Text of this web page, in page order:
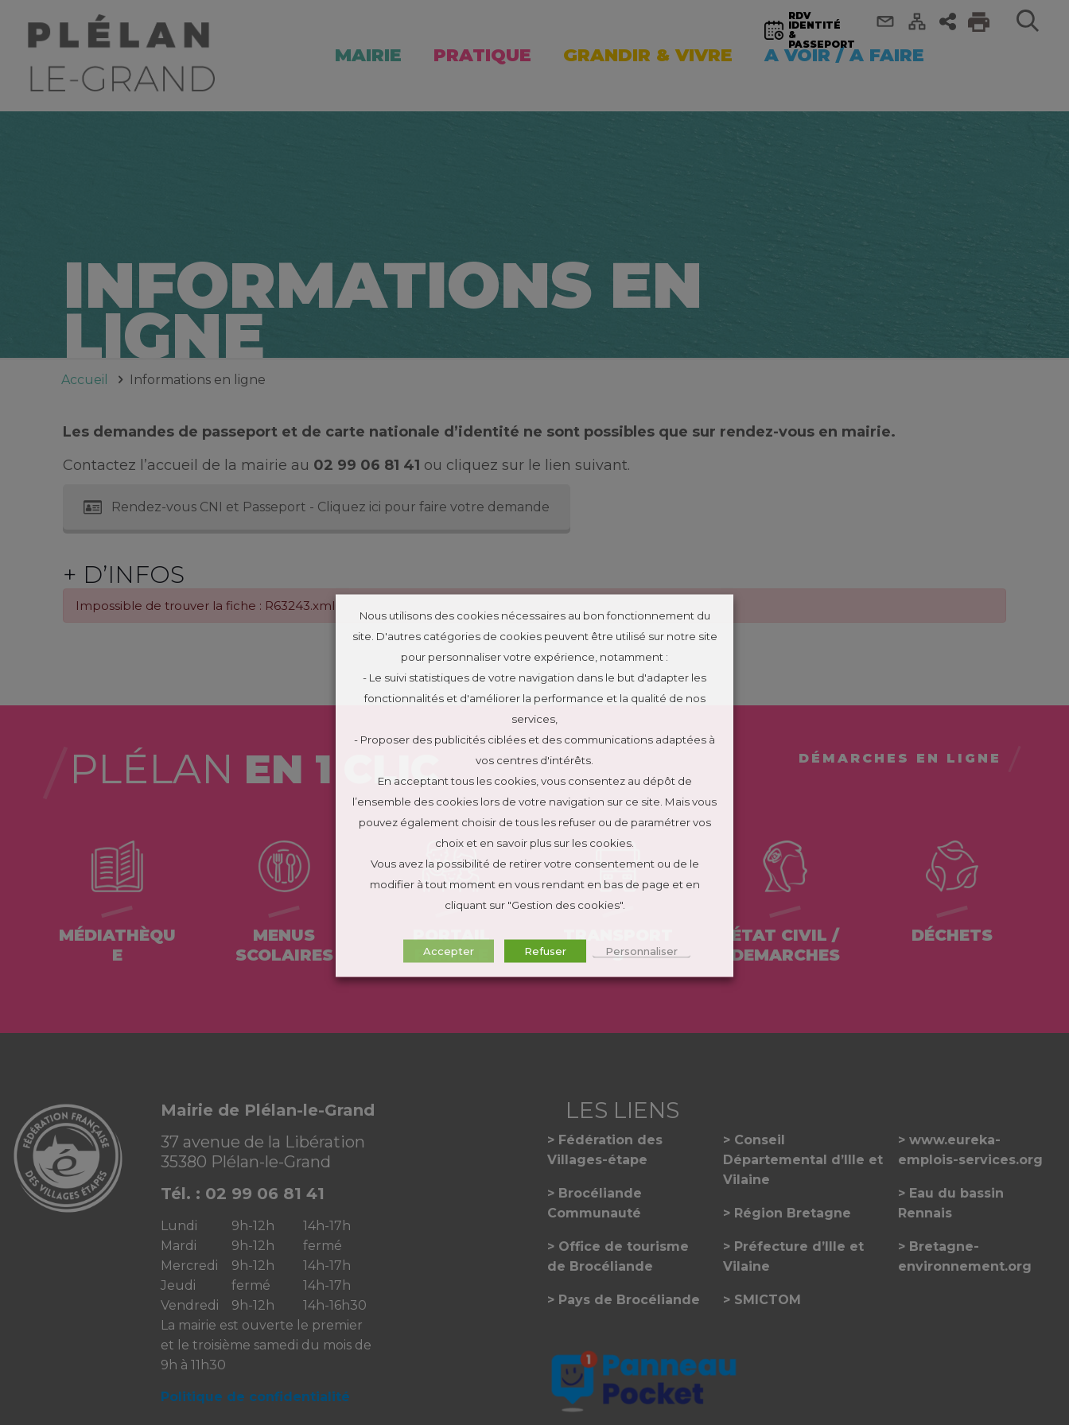
MAIRIE PRATIQUE GRANDIR & VIVRE A VOIR / A FAIRE
RDV
IDENTITÉ
&
PASSEPORT
INFORMATIONS EN
LIGNE
Accueil Informations en ligne
Les demandes de passeport et de carte nationale d’identité ne sont possibles que sur rendez-vous en mairie.
Contactez l’accueil de la mairie au 02 99 06 81 41 ou cliquez sur le lien suivant.
Rendez-vous CNI et Passeport - Cliquez ici pour faire votre demande
+ D’INFOS
Impossible de trouver la fiche : R63243.xml
PLÉLAN EN 1 CLIC DÉMARCHES EN LIGNE
MÉDIATHÈQU
E
MENUS
SCOLAIRES
PORTAIL
FAMILLE
TRANSPORT
S
ÉTAT CIVIL /
DEMARCHES
DÉCHETS
Mairie de Plélan-le-Grand
37 avenue de la Libération
35380 Plélan-le-Grand
Tél. : 02 99 06 81 41
Lundi 9h-12h
14h-17h
Mardi
9h-12h
fermé
Mercredi
9h-12h
14h-17h
Jeudi
fermé
14h-17h
Vendredi
9h-12h
14h-16h30
La mairie est ouverte le premier
et le troisième samedi du mois de
9h à 11h30
Politique de confidentialité
Fédération des
Villages-étape
Brocéliande
Communauté
Office de tourisme
de Brocéliande
Pays de Brocéliande
Conseil
Départemental d’Ille et
Vilaine
Région Bretagne
Préfecture d’Ille et
Vilaine
SMICTOM
www.eureka-
emplois-services.org
Eau du bassin
Rennais
Bretagne-
environnement.org
Nous utilisons des cookies nécessaires au bon fonctionnement du
site. D'autres catégories de cookies peuvent être utilisé sur notre site
pour personnaliser votre expérience, notamment :
- Le suivi statistiques de votre navigation dans le but d'adapter les
fonctionnalités et d'améliorer la performance et la qualité de nos
services,
- Proposer des publicités ciblées et des communications adaptées à
vos centres d'intérêts.
En acceptant tous les cookies, vous consentez au dépôt de
l’ensemble des cookies lors de votre navigation sur ce site. Mais vous
pouvez également choisir de tous les refuser ou de paramétrer vos
choix et en savoir plus sur les cookies.
Vous avez la possibilité de retirer votre consentement ou de le
modifier à tout moment en vous rendant en bas de page et en
cliquant sur "Gestion des cookies".
Accepter Refuser Personnaliser